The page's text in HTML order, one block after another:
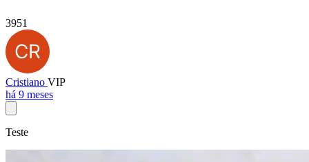
3951
Cristiano VIP
há 9 meses
Teste